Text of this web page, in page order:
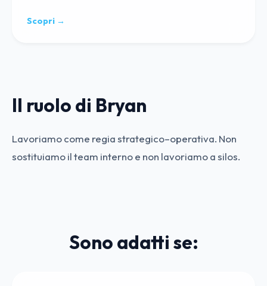
Scopri →
Il ruolo di Bryan
Lavoriamo come regia strategico–operativa. Non
sostituiamo il team interno e non lavoriamo a silos.
Sono adatti se: